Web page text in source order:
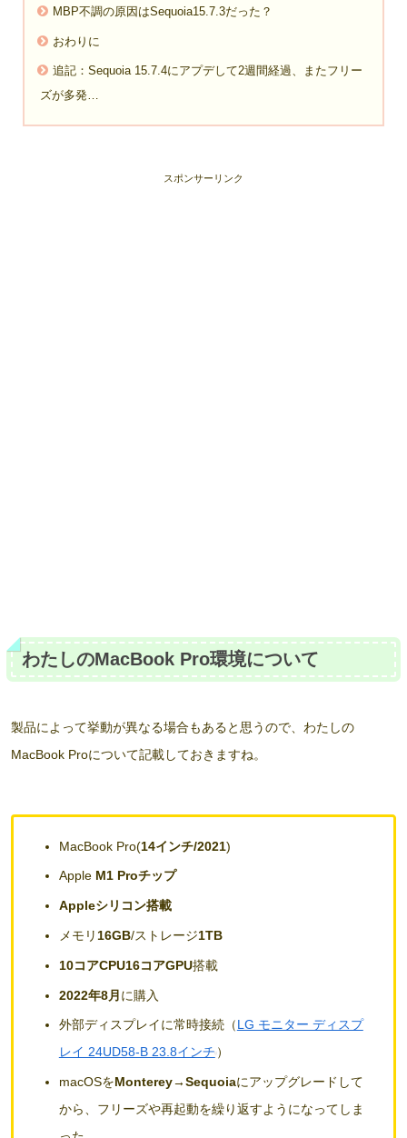
MBP不調の原因はSequoia15.7.3だった？
おわりに
追記：Sequoia 15.7.4にアプデして2週間経過、またフリー
ズが多発…
スポンサーリンク
わたしのMacBook Pro環境について
製品によって挙動が異なる場合もあると思うので、わたしの
MacBook Proについて記載しておきますね。
MacBook Pro(14インチ/2021)
Apple M1 Proチップ
Appleシリコン搭載
メモリ 16GB/ストレージ1TB
10コアCPU16コアGPU搭載
2022年8月 に購入
外部ディスプレイに常時接続（LG モニター ディスプ
レイ 24UD58-B 23.8インチ）
macOSをMonterey→Sequoiaにアップグレードして
から、フリーズや再起動を繰り返すようになってしま